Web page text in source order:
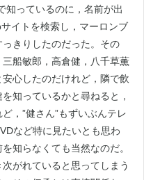
知っているのに，名前が出
イトを検索し，マーロンブ
きりしたのだった。その
船敏郎，高倉健，八千草薫
心したのだけれど，隣で飲
知っているかと尋ねると，
，”健さん”もずいぶんテレ
など特に見たいとも思わ
知らなくても当然なのだ。
がれていると思ってしまう